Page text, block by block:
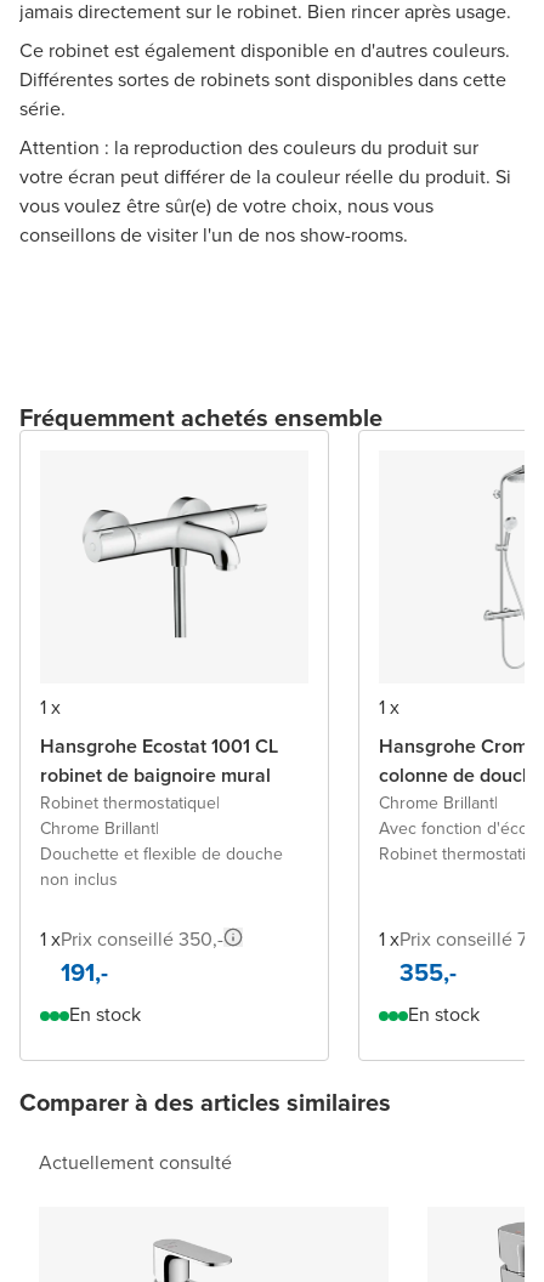
jamais directement sur le robinet. Bien rincer après usage.
Ce robinet est également disponible en d'autres couleurs.
Différentes sortes de robinets sont disponibles dans cette
série.
Attention : la reproduction des couleurs du produit sur
votre écran peut différer de la couleur réelle du produit. Si
vous voulez être sûr(e) de votre choix, nous vous
conseillons de visiter l'un de nos show-rooms.
Fréquemment achetés ensemble
1 x
Hansgrohe Ecostat 1001 CL
robinet de baignoire mural
Robinet thermostatique|
Chrome Brillant|
Douchette et flexible de douche
non inclus
1 xPrix conseillé 350,-
191,-
En stock
1 x
Hansgrohe
colonne de
Chrome Brillant|
Avec fonction
Robinet
1 xPrix conseillé
355,-
En stock
Comparer à des articles similaires
Actuellement consulté